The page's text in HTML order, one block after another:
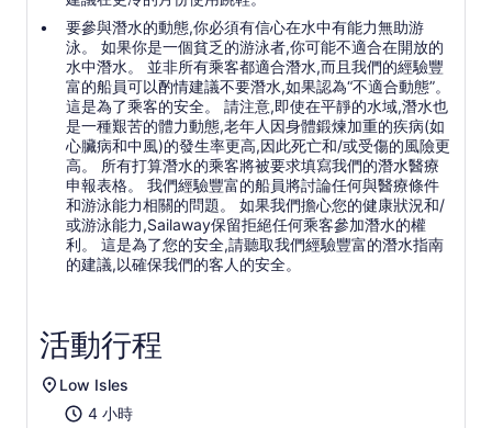
要參與潛水的動態,你必須有信心在水中有能力無助游
泳。 如果你是一個貧乏的游泳者,你可能不適合在開放的
水中潛水。 並非所有乘客都適合潛水,而且我們的經驗豐
富的船員可以酌情建議不要潛水,如果認為“不適合動態”。
這是為了乘客的安全。 請注意,即使在平靜的水域,潛水也
是一種艱苦的體力動態,老年人因身體鍛煉加重的疾病(如
心臟病和中風)的發生率更高,因此死亡和/或受傷的風險更
高。 所有打算潛水的乘客將被要求填寫我們的潛水醫療
申報表格。 我們經驗豐富的船員將討論任何與醫療條件
和游泳能力相關的問題。 如果我們擔心您的健康狀況和/
或游泳能力,Sailaway保留拒絕任何乘客參加潛水的權
利。 這是為了您的安全,請聽取我們經驗豐富的潛水指南
的建議,以確保我們的客人的安全。
活動行程
Low Isles
4 小時